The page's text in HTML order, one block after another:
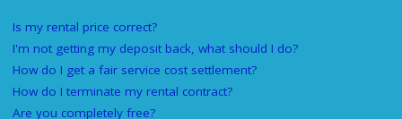
Is my rental price correct?
I'm not getting my deposit back, what should I do?
How do I get a fair service cost settlement?
How do I terminate my rental contract?
Are you completely free?